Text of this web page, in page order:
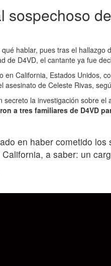
sospechoso
hablar, pues tras el hallazgo
de D4VD, el cantante ya fue
en California, Estados Unidos,
asesinato de Celeste Rivas,
la investigación sobre
a tres familiares de D4VD
en haber cometido
a saber: un